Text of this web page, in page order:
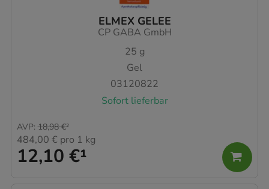
ELMEX GELEE
CP GABA GmbH
25 g
Gel
03120822
Sofort lieferbar
12,10 €¹
AVP: 18,98 €²
484,00 € pro 1 kg